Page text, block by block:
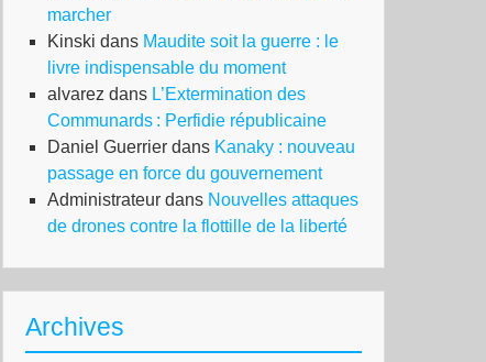
marcher
Kinski dans Maudite soit la guerre : le
livre indispensable du moment
alvarez dans L’Extermination des
Communards : Perfidie républicaine
Daniel Guerrier dans Kanaky : nouveau
passage en force du gouvernement
Administrateur dans Nouvelles attaques
de drones contre la flottille de la liberté
Archives